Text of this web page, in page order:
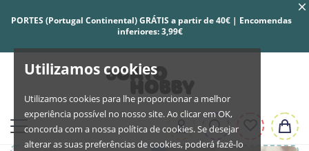
Utilizamos cookies
Utilizamos cookies para lhe proporcionar a melhor
experiência possível no nosso site. Ao clicar em OK,
concorda com a nossa política de cookies. Se desejar
alterar as suas preferências de cookies, poderá fazê-lo
PORTES (Portugal Continental) GRÁTIS a partir de 40€ | Encomendas
inferiores: 3,99€